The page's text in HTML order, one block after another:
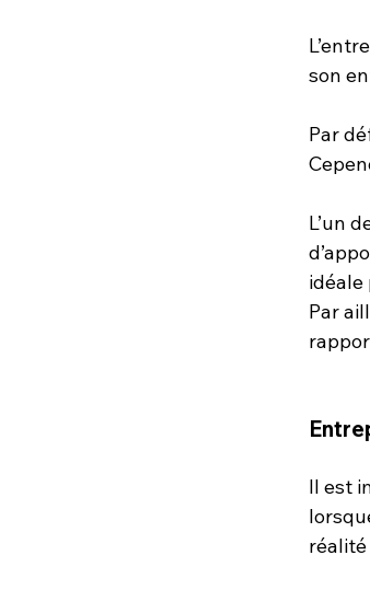
son
Par
L’un
idéale
Par
Il est